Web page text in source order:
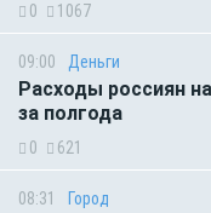
0 1067
09:00 Деньги
Расходы россиян
за полгода
0 621
08:31 Город